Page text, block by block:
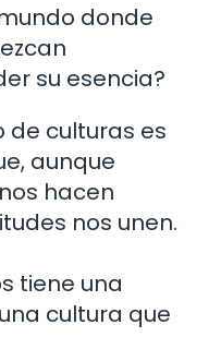
donde
su esencia?
de culturas es
aunque
hacen
nos unen.
tiene una
cultura que